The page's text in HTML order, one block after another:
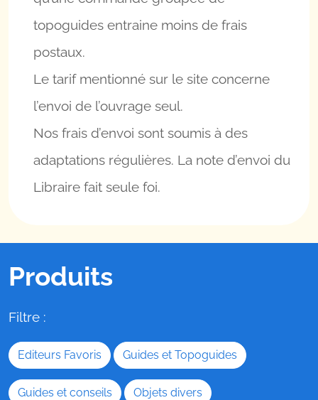
topoguides entraine moins de frais
postaux.
Le tarif mentionné sur le site concerne
l’envoi de l’ouvrage seul.
Nos frais d’envoi sont soumis à des
adaptations régulières. La note d’envoi du
Libraire fait seule foi.
Produits
Filtre :
Editeurs Favoris Guides et Topoguides
Guides et conseils Objets divers